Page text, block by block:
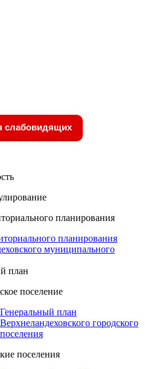
слабовидящих
планирования
планирования
муниципального
план
поселение
Генеральный план
Верхнеландеховского городского
поселения
поселения